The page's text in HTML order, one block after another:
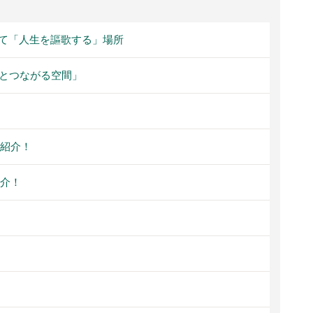
「人生を謳歌する」場所
つながる空間」
介！
！